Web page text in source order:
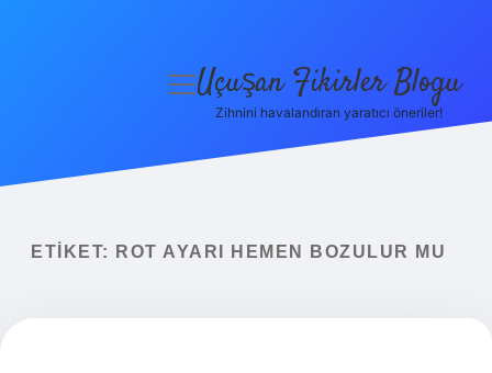
Yasal Uyarı
menüyü
Uçuşan Fikirler Blogu
Zihnini havalandıran yaratıcı öneriler!
ETIKET: ROT AYARI HEMEN BOZULUR MU